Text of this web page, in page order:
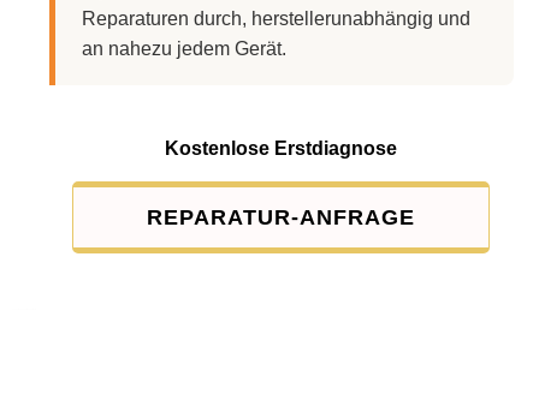
Reparaturen durch, herstellerunabhängig und
an nahezu jedem Gerät.
Kostenlose Erstdiagnose
REPARATUR-ANFRAGE